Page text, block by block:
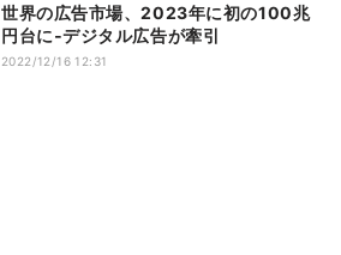
世界の広告市場、2023年に初の100兆
円台に‐デジタル広告が牽引
2022/12/16 12:31